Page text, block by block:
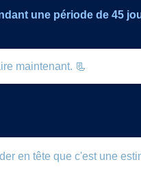
une période de 45
maintenant. 📃
en tête que c'est une